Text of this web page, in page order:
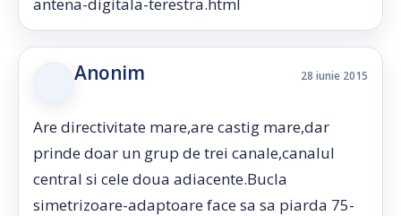
Anonim 28 iunie 2015
Are directivitate mare,are castig mare,dar
prinde doar un grup de trei canale,canalul
central si cele doua adiacente.Bucla
simetrizoare-adaptoare face sa sa piarda 75-